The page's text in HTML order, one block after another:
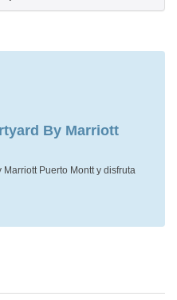
By Marriott
Puerto Montt y disfruta